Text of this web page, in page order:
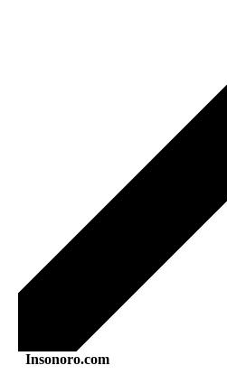
Insonoro.com